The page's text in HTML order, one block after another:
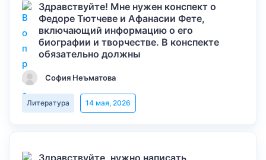
Здравствуйте! Мне нужен конспект о
Федоре Тютчеве и Афанасии Фете,
включающий информацию о его
биографии и творчестве. В конспекте
обязательно должны
София Неъматова
Литература 14 мая, 2026
Здравствуйте, нужно написать